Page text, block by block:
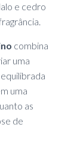
e cedro
combina
uma
uma
as
de